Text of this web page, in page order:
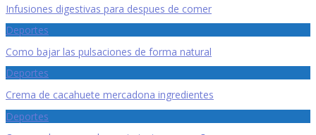
Infusiones digestivas para despues de comer
Deportes
Como bajar las pulsaciones de forma natural
Deportes
Crema de cacahuete mercadona ingredientes
Deportes